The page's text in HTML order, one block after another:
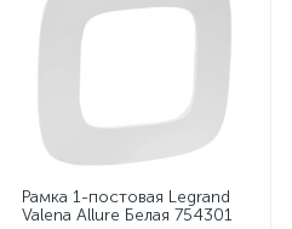
Рамка 1-постовая Legrand
Valena Allure Белая 754301